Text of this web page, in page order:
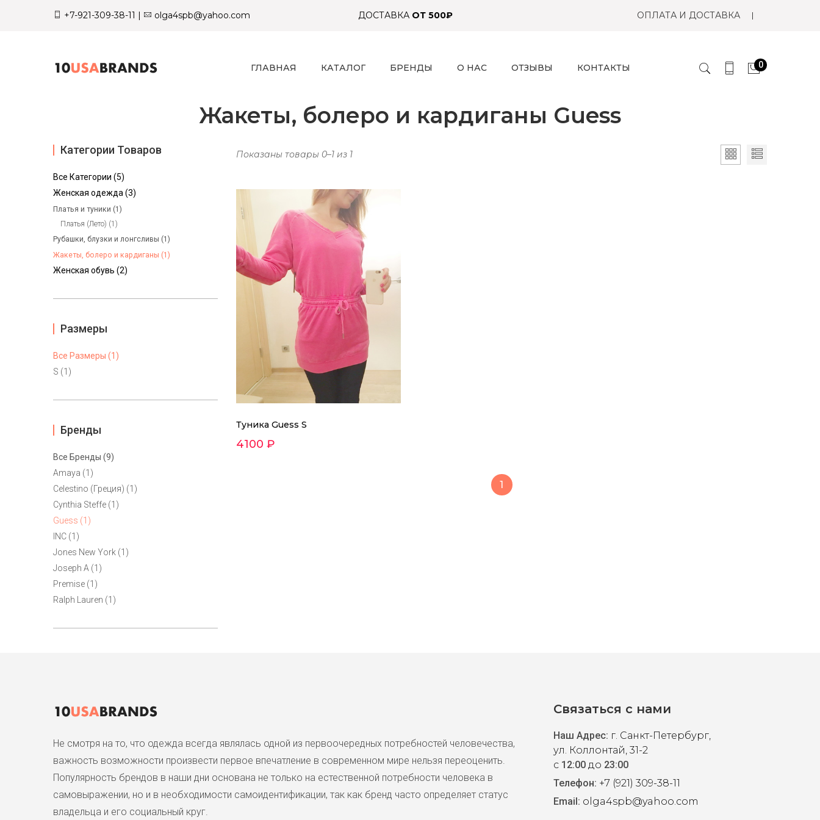
+7-921-309-38-11 | olga4spb@yahoo.com ДОСТАВКА ОТ 500₽ ОПЛАТА И ДОСТАВКА
ГЛАВНАЯ КАТАЛОГ БРЕНДЫ О НАС ОТЗЫВЫ КОНТАКТЫ 0
Жакеты, болеро и кардиганы Guess
Показаны товары 0–1 из 1
Туника Guess S
4100 ₽
1
1
Категории Товаров
Все Категории (5)
Женская одежда (3)
Платья и туники (1)
Платья (Лето) (1)
Рубашки, блузки и лонгсливы (1)
Жакеты, болеро и кардиганы (1)
Женская обувь (2)
Размеры
Все Размеры (1)
S (1)
Бренды
Все Бренды (9)
Amaya (1)
Celestino (Греция) (1)
Cynthia Steffe (1)
Guess (1)
INC (1)
Jones New York (1)
Joseph A (1)
Premise (1)
Ralph Lauren (1)
Не смотря на то, что одежда всегда являлась одной из первоочередных потребностей человечества,
важность возможности произвести первое впечатление в современном мире нельзя переоценить.
Популярность брендов в наши дни основана не только на естественной потребности человека в
самовыражении, но и в необходимости самоидентификации, так как бренд часто определяет статус
владельца и его социальный круг.
Связаться с нами
Наш Адрес: г. Санкт-Петербург,
ул. Коллонтай, 31-2
с 12:00 до 23:00
Телефон: +7 (921) 309-38-11
Email: olga4spb@yahoo.com